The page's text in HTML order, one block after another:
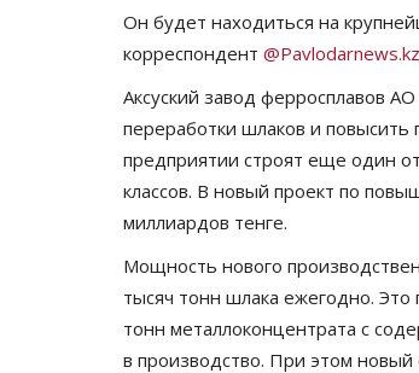
Он будет находиться на
корреспондент @Pavlodarnews.kz
Аксуский завод ферросплавов
переработки шлаков и
предприятии строят еще один
классов. В новый проект по
миллиардов тенге.
Мощность нового
тысяч тонн шлака ежегодно.
тонн металлоконцентрата с
в производство. При этом